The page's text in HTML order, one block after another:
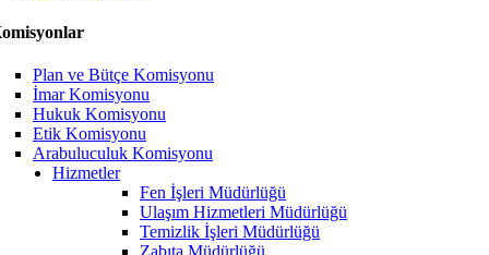
Plan ve Bütçe Komisyonu
İmar Komisyonu
Hukuk Komisyonu
Etik Komisyonu
Arabuluculuk Komisyonu
Hizmetler
Fen İşleri Müdürlüğü
Ulaşım Hizmetleri Müdürlüğü
Temizlik İşleri Müdürlüğü
Zabıta Müdürlüğü